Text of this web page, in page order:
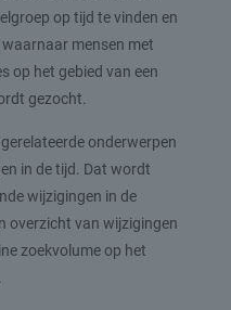
op tijd te vinden en
mensen met
op het gebied van een
gezocht.
onderwerpen
in de tijd. Dat wordt
wijzigingen in de
overzicht van wijzigingen
zoekvolume op het